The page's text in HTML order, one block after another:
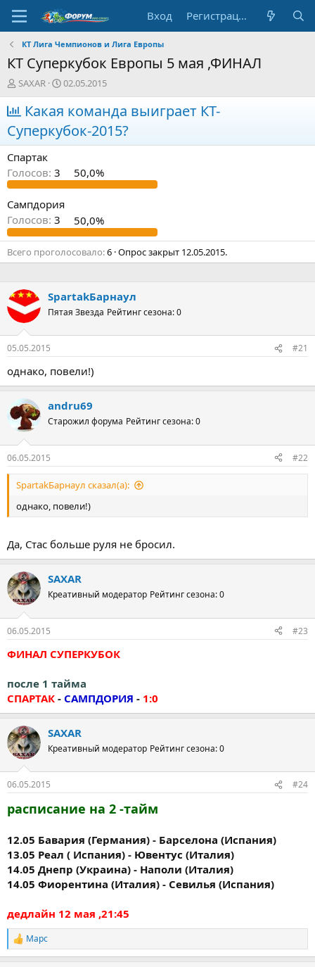
Вход Регистрация
КТ Лига Чемпионов и Лига Европы
КТ Суперкубок Европы 5 мая ,ФИНАЛ
А
в
т
о
р
т
е
м
ы
SAXAR
Д
а
т
а
н
а
л
02.05.2015
Какая команда выиграет КТ-
Суперкубок-2015?
Спартак
Голосов: 3 50,0%
Сампдория
Голосов: 3 50,0%
Всего проголосовало 6 Опрос закрыт 12.05.2015.
SpartakБарнаул
Пятая Звезда Рейтинг сезона: 0
05.05.2015 #21
однако, повели!)
andru69
Старожил форума Рейтинг сезона: 0
06.05.2015 #22
SpartakБарнаул сказал(а):
однако, повели!)
Да, Стас больше руля не бросил.
SAXAR
Креативный модератор Рейтинг сезона: 0
06.05.2015 #23
ФИНАЛ СУПЕРКУБОК
после 1 тайма
СПАРТАК - САМПДОРИЯ - 1:0
SAXAR
Креативный модератор Рейтинг сезона: 0
06.05.2015 #24
расписание на 2 -тайм
12.05 Бавария (Германия) - Барселона (Испания)
13.05 Реал ( Испания) - Ювентус (Италия)
14.05 Днепр (Украина) - Наполи (Италия)
14.05 Фиорентина (Италия) - Севилья (Испания)
дедлайн 12 мая ,21:45
Р
е
Марс